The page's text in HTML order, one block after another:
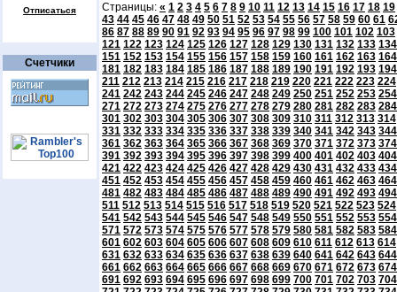
Отписаться
Счетчики
Страницы: « 1 2 3 4 5 6 7 8 9 10 11 12 13 14 15 16 17 18 19
43 44 45 46 47 48 49 50 51 52 53 54 55 56 57 58 59 60 61
86 87 88 89 90 91 92 93 94 95 96 97 98 99 100 101 102 103
121 122 123 124 125 126 127 128 129 130 131 132 133 134
151 152 153 154 155 156 157 158 159 160 161 162 163 164
181 182 183 184 185 186 187 188 189 190 191 192 193 194
211 212 213 214 215 216 217 218 219 220 221 222 223 224
241 242 243 244 245 246 247 248 249 250 251 252 253 254
271 272 273 274 275 276 277 278 279 280 281 282 283 284
301 302 303 304 305 306 307 308 309 310 311 312 313 314
331 332 333 334 335 336 337 338 339 340 341 342 343 344
361 362 363 364 365 366 367 368 369 370 371 372 373 374
391 392 393 394 395 396 397 398 399 400 401 402 403 404
421 422 423 424 425 426 427 428 429 430 431 432 433 434
451 452 453 454 455 456 457 458 459 460 461 462 463 464
481 482 483 484 485 486 487 488 489 490 491 492 493 494
511 512 513 514 515 516 517 518 519 520 521 522 523 524
541 542 543 544 545 546 547 548 549 550 551 552 553 554
571 572 573 574 575 576 577 578 579 580 581 582 583 584
601 602 603 604 605 606 607 608 609 610 611 612 613 614
631 632 633 634 635 636 637 638 639 640 641 642 643 644
661 662 663 664 665 666 667 668 669 670 671 672 673 674
691 692 693 694 695 696 697 698 699 700 701 702 703 704